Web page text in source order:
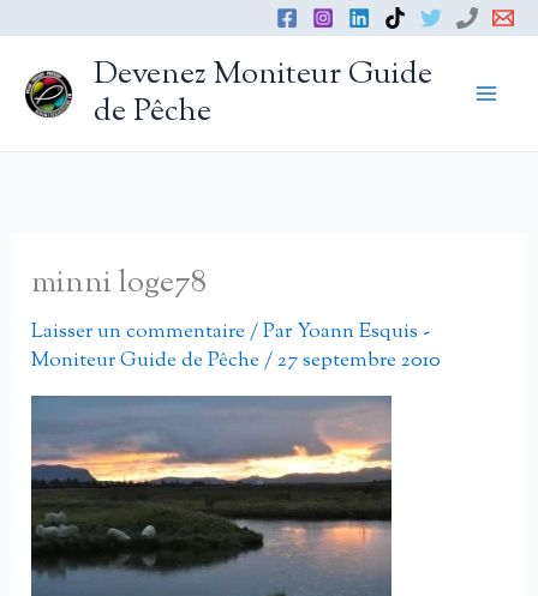
contenu
Devenez Moniteur Guide
de Pêche
minni loge78
Laisser un commentaire/ ParYoann Esquis -
Moniteur Guide de Pêche/27 septembre 2010